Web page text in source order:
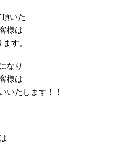
いた
様は
す。
なり
様は
いたします！！